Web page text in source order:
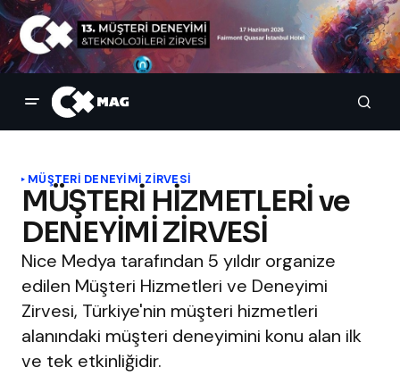
MÜŞTERİ DENEYİMİ ZİRVESİ
MÜŞTERİ HİZMETLERİ ve
DENEYİMİ ZİRVESİ
Nice Medya tarafından 5 yıldır organize
edilen Müşteri Hizmetleri ve Deneyimi
Zirvesi, Türkiye'nin müşteri hizmetleri
alanındaki müşteri deneyimini konu alan ilk
ve tek etkinliğidir.